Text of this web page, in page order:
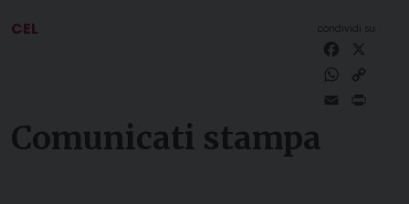
CEL
Email
Comunicati stampa